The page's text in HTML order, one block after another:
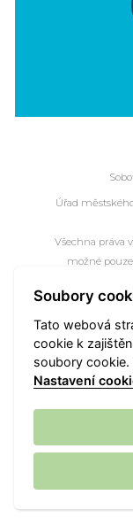
Úřad
Všechna práva
možné
Webové
Mapa portálu
Soubory
Tato webová
cookie k
soubory cookie.
Nastavení